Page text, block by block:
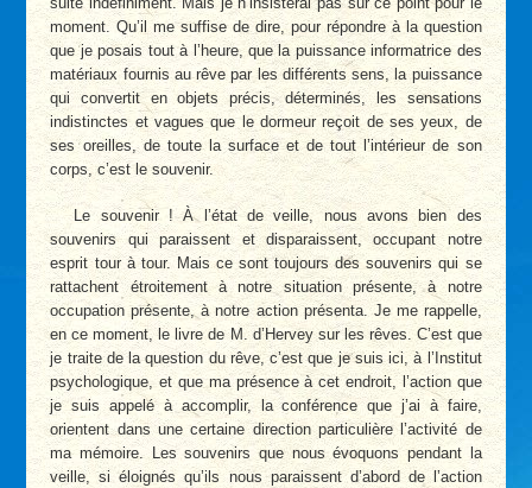
moment. Qu’il me suffise de dire, pour répondre à la question
que je posais tout à l’heure, que la puissance informatrice des
matériaux fournis au rêve par les différents sens, la puissance
qui convertit en objets précis, déterminés, les sensations
indistinctes et vagues que le dormeur reçoit de ses yeux, de
ses oreilles, de toute la surface et de tout l’intérieur de son
corps, c’est le souvenir.
Le souvenir ! À l’état de veille, nous avons bien des
souvenirs qui paraissent et disparaissent, occupant notre
esprit tour à tour. Mais ce sont toujours des souvenirs qui se
rattachent étroitement à notre situation présente, à notre
occupation présente, à notre action présenta. Je me rappelle,
en ce moment, le livre de M. d’Hervey sur les rêves. C’est que
je traite de la question du rêve, c’est que je suis ici, à l’Institut
psychologique, et que ma présence à cet endroit, l’action que
je suis appelé à accomplir, la conférence que j’ai à faire,
orientent dans une certaine direction particulière l’activité de
ma mémoire. Les souvenirs que nous évoquons pendant la
veille, si éloignés qu’ils nous paraissent d’abord de l’action